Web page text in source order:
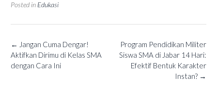
Posted in Edukasi
Post
navigation
Program Pendidikan Militer
Siswa SMA di Jabar 14 Hari:
Efektif Bentuk Karakter
Instan? →
← Jangan Cuma Dengar!
Aktifkan Dirimu di Kelas SMA
dengan Cara Ini